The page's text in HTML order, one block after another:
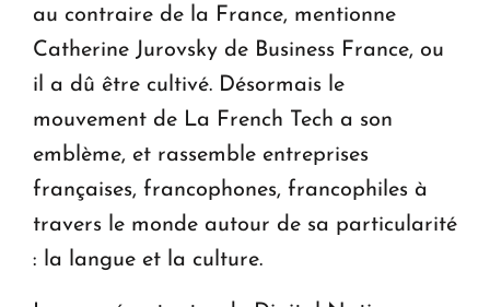
au contraire de la France, mentionne
Catherine Jurovsky de Business France, ou
il a dû être cultivé. Désormais le
mouvement de La French Tech a son
emblème, et rassemble entreprises
françaises, francophones, francophiles à
travers le monde autour de sa particularité
: la langue et la culture.